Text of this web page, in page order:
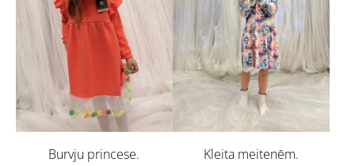
Burvju princese.
Kleita meitenēm.